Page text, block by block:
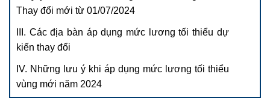
Thay đổi mới từ 01/07/2024
III. Các địa bàn áp dụng mức lương tối thiểu dự
kiến thay đổi
IV. Những lưu ý khi áp dụng mức lương tối thiểu
vùng mới năm 2024